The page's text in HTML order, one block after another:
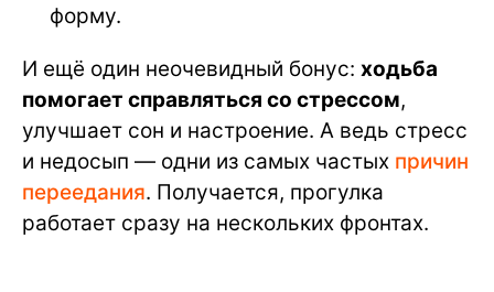
форму.
И ещё один неочевидный бонус: ходьба
помогает справляться со стрессом,
улучшает сон и настроение. А ведь стресс
и недосып — одни из самых частых причин
переедания. Получается, прогулка
работает сразу на нескольких фронтах.